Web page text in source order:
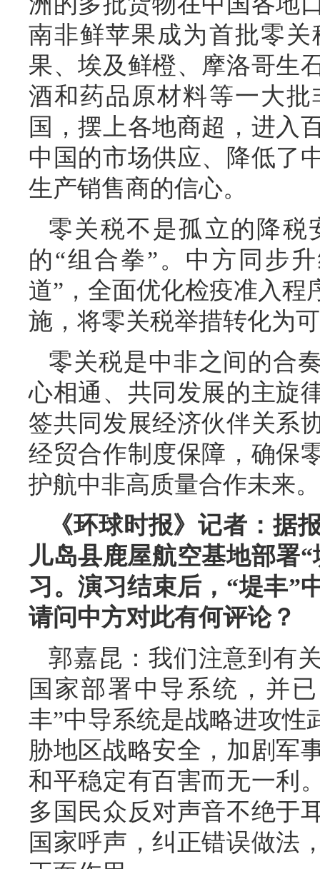
南非鲜苹果成为首批零
果、埃及鲜橙、摩洛哥生
酒和药品原材料等一大
国，摆上各地商超，进入
中国的市场供应、降低了
生产销售商的信心。
零关税不是孤立的降税
的“组合拳”。中方同步
道”，全面优化检疫准入
施，将零关税举措转化为
零关税是中非之间的合
心相通、共同发展的主旋
签共同发展经济伙伴关系
经贸合作制度保障，确保
护航中非高质量合作未来。
《环球时报》记者：据
儿岛县鹿屋航空基地部署
习。演习结束后，“堤丰”
请问中方对此有何评论？
郭嘉昆：我们注意到有
国家部署中导系统，并
丰”中导系统是战略进攻性
胁地区战略安全，加剧军
和平稳定有百害而无一利
多国民众反对声音不绝于
国家呼声，纠正错误做法